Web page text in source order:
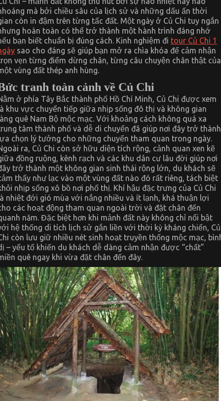
Củ
Chi
1
Ngày
Sao
Cho
Đáng
mà bởi chiều sâu của lịch sử và những dấu ấn thời
còn in đậm trên từng tấc đất. Một ngày ở Củ Chi tuy ngắn
hoàn toàn có thể trở thành một hành trình đáng nhớ
bạn biết chuẩn bị đúng cách. Kinh nghiệm đi tour Củ Chi 1
sao cho đáng sẽ giúp bạn mở ra chìa khóa để cảm nhận
vẹn từng điểm dừng chân, từng câu chuyện chân thật của
vùng đất thép anh hùng.
tranh toàn cảnh về Củ Chi
ở phía Tây Bắc thành phố Hồ Chí Minh, Củ Chi được xem
khu vực chuyển tiếp giữa nhịp sống đô thị và không gian
quê Nam Bộ mộc mạc. Với khoảng cách không quá xa
tâm thành phố và dễ di chuyển đã giúp nơi đây trở thành
chọn lý tưởng cho những chuyến tham quan trong ngày.
ra, Củ Chi còn sở hữu diện tích rộng, cảnh quan xen kẽ
đồng ruộng, kênh rạch và các khu dân cư lâu đời giúp nơi
trở thành một không gian sinh thái rộng lớn, du khách sẽ
thấy như lạc vào một vùng đất nào đó rất riêng, tách biệt
nhịp sống xô bồ nơi phố thị. Khí hậu đặc trưng của Củ Chi
nhiệt đới gió mùa với nắng nhiều và ít lạnh, khá thuận lợi
các hoạt động tham quan ngoài trời và đặt chân đến
năm. Đặc biệt hơn khi mảnh đất này không chỉ nổi bật
hệ thống di tích lịch sử gắn liền với thời kỳ kháng chiến, Củ
còn lưu giữ nhiều nét sinh hoạt truyền thống mộc mạc,
– yếu tố khiến du khách dễ dàng cảm nhận được “chất”
quê ngay khi vừa đặt chân đến đây.